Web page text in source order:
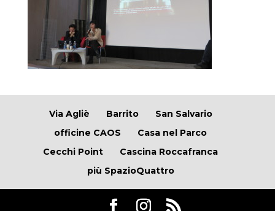
Via Agliè Barrito
San Salvario
officine CAOS
Casa nel Parco
Cecchi Point
Cascina Roccafranca
più SpazioQuattro